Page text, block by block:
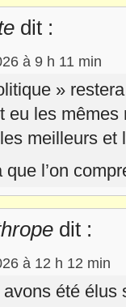
dit :
à 9 h 11 min
»
eu les mêmes
meilleurs et
que l’on
dit :
à 12 h 12 min
été élus